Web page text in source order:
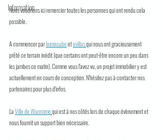
Information
Nous voudrions ici remercier toutes les personnes qui ont rendu cela
possible.
A commencer par Immocube et evillas qui nous ont gracieusement
prêté ce terrain inédit (que certains ont peut-être encore un peu dans
les jambes ce matin). Comme vous l'avez vu, un projet immobilier y est
actuellement en cours de conception. N'hésitez pas à contacter nos
partenaires pour plus d'infos.
La Ville de Waremmequi est à nos côtés lors de chaque évènement et
nous fournit un support bien nécessaire.